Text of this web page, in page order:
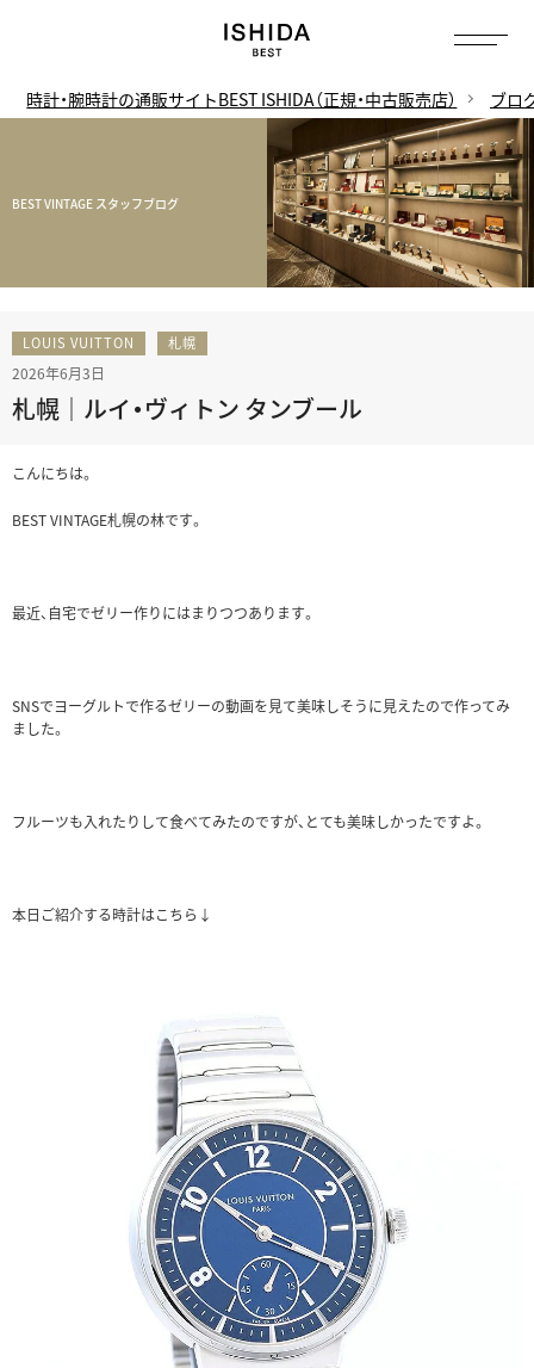
時計・腕時計の通販サイトBEST ISHIDA（正規・中古販売店） ブロ
BEST VINTAGE スタッフブログ
LOUIS VUITTON 札幌
2026年6月3日
札幌｜ルイ・ヴィトン タンブール
こんにちは。
BEST VINTAGE札幌の林です。
最近、自宅でゼリー作りにはまりつつあります。
SNSでヨーグルトで作るゼリーの動画を見て美味しそうに見えたので作ってみ
ました。
フルーツも入れたりして食べてみたのですが、とても美味しかったですよ。
本日ご紹介する時計はこちら↓